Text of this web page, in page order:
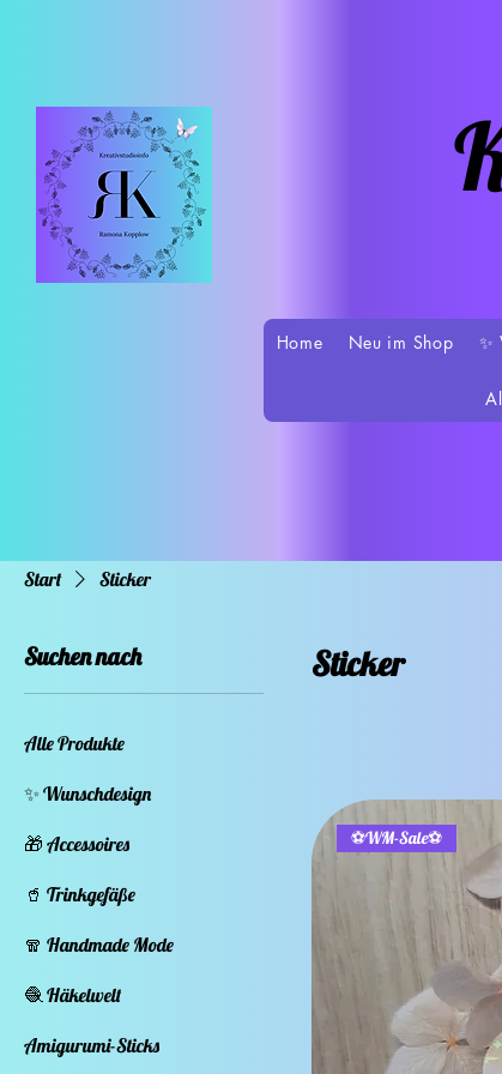
Home Neu im Shop ✨
Start Sticker
Suchen nach
Alle Produkte
✨ Wunschdesign
🎁 Accessoires
🥤 Trinkgefäße
🧣 Handmade Mode
🧶 Häkelwelt
Amigurumi-Sticks
Sticker
⚽WM-Sale⚽